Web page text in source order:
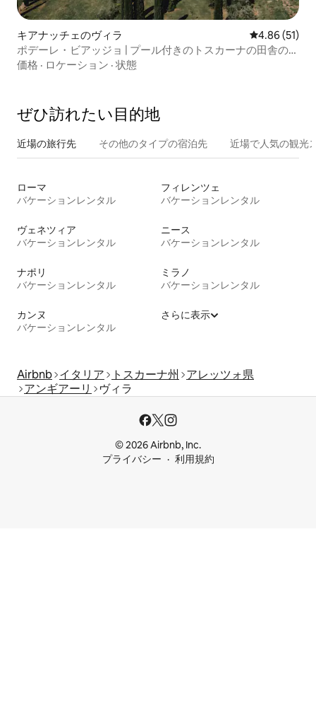
キアナッチェのヴィラ レビュー51
4.86 (51)
ポデーレ・ビアッジョ | プール付きのトスカーナの田舎のフ
ァームハウス
価格 · ロケーション · 状態
ぜひ訪⁠れ⁠た⁠い目⁠的⁠地
近場の旅行先 その他のタ⁠イ⁠プ⁠の宿⁠泊⁠先 近場で人気の観光
ローマ
バケーションレンタル
フィレンツェ
バケーションレンタル
ヴェネツィア
バケーションレンタル
ニース
バケーションレンタル
ナポリ
バケーションレンタル
ミラノ
バケーションレンタル
カンヌ
バケーションレンタル
さらに表示
Airbnb イタリア トスカーナ州
アレッツォ県
アンギアーリ
ヴィラ
© 2026 Airbnb, Inc.
プライバシー
利用規約